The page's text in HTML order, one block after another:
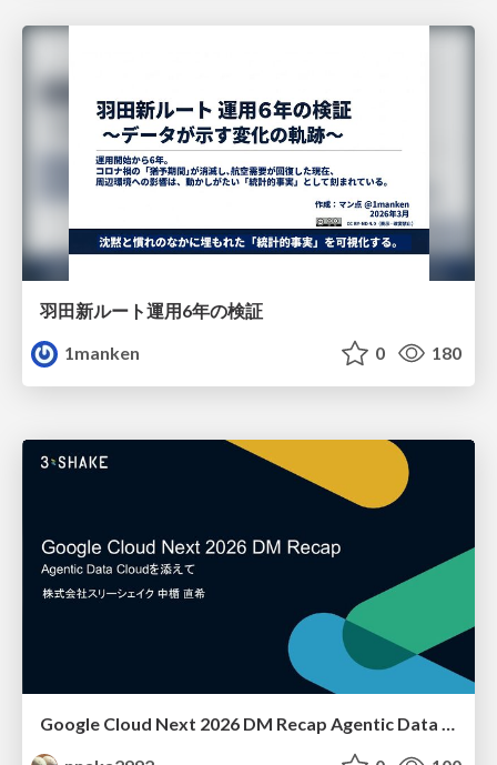
羽田新ルート運用6年の検証
1manken
0 180
Google Cloud Next 2026 DM Recap Agentic Data Cloudを添えて / Google Cloud Next 2026 DM Recap